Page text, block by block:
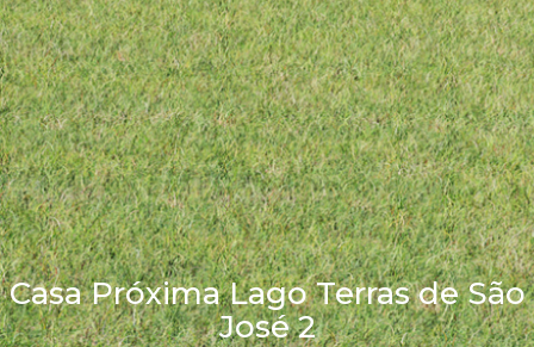
Casa Próxima Lago Terras de São
José 2